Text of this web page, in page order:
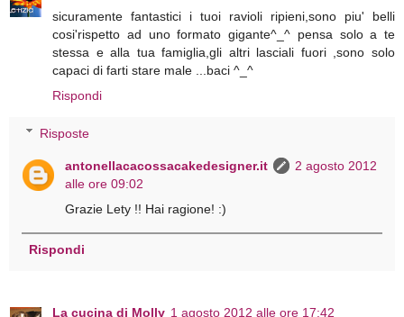
sicuramente fantastici i tuoi ravioli ripieni,sono piu' belli
cosi'rispetto ad uno formato gigante^_^ pensa solo a te
stessa e alla tua famiglia,gli altri lasciali fuori ,sono solo
capaci di farti stare male ...baci ^_^
Rispondi
Risposte
antonellacacossacakedesigner.it
2 agosto 2012
alle ore 09:02
Grazie Lety !! Hai ragione! :)
Rispondi
La cucina di Molly 1 agosto 2012 alle ore 17:42